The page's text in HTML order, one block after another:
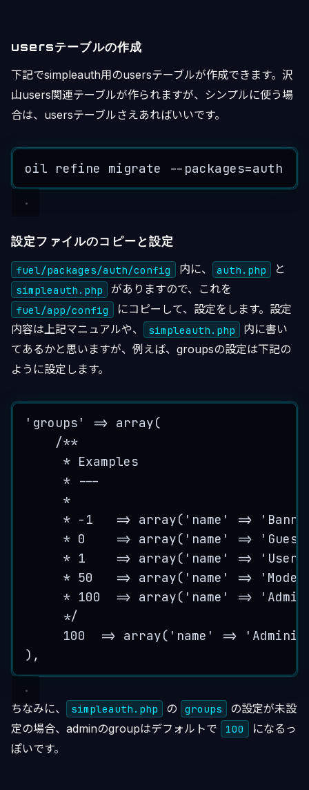
usersテーブルの作成
下記でsimpleauth用のusersテーブルが作成できます。沢
山users関連テーブルが作られますが、シンプルに使う場
合は、usersテーブルさえあればいいです。
oil refine migrate --packages=auth
設定ファイルのコピーと設定
fuel/packages/auth/config 内に、 auth.php と
simpleauth.php がありますので、これを
fuel/app/config
にコピーして、設定をします。設定
内容は上記マニュアルや、
simpleauth.php
内に書い
てあるかと思いますが、例えば、groupsの設定は下記の
ように設定します。
' groups ' => array(
/**
* Examples
* ---
*
* -1   => array('name' =>
* 0    => array('name' =>
* 1    => array('name' =>
* 50   => array('name' =>
* 100  => array('name' =>
*/
100
=> array( ' name ' => '
),
ちなみに、 simpleauth.php の groups
の設定が未設
定の場合、adminのgroupはデフォルトで
100
になるっ
ぽいです。